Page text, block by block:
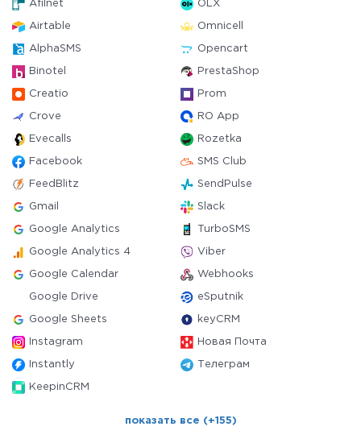
Afilnet OLX
Airtable Omnicell
AlphaSMS Opencart
Binotel PrestaShop
Creatio Prom
Crove RO App
Evecalls Rozetka
Facebook SMS Club
FeedBlitz SendPulse
Gmail Slack
Google Analytics TurboSMS
Google Analytics 4 Viber
Google Calendar Webhooks
Google Drive eSputnik
Google Sheets keyCRM
Instagram Новая Почта
Instantly Телеграм
KeepinCRM
показать все (+155)